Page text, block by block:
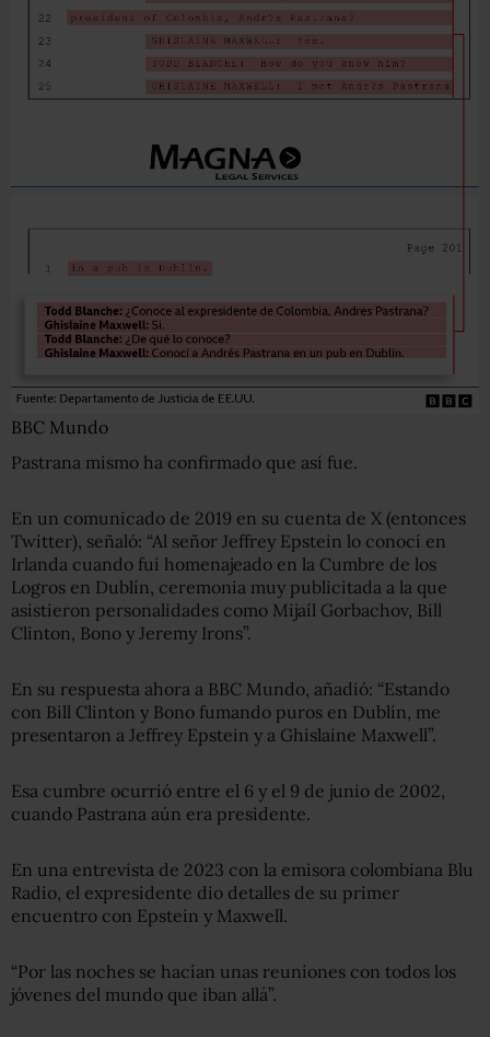
BBC Mundo
Pastrana mismo ha confirmado que así fue.
En un comunicado de 2019 en su cuenta de X (entonces
Twitter), señaló: “Al señor Jeffrey Epstein lo conocí en
Irlanda cuando fui homenajeado en la Cumbre de los
Logros en Dublín, ceremonia muy publicitada a la que
asistieron personalidades como Mijaíl Gorbachov, Bill
Clinton, Bono y Jeremy Irons”.
En su respuesta ahora a BBC Mundo, añadió: “Estando
con Bill Clinton y Bono fumando puros en Dublín, me
presentaron a Jeffrey Epstein y a Ghislaine Maxwell”.
Esa cumbre ocurrió entre el 6 y el 9 de junio de 2002,
cuando Pastrana aún era presidente.
En una entrevista de 2023 con la emisora colombiana Blu
Radio, el expresidente dio detalles de su primer
encuentro con Epstein y Maxwell.
“Por las noches se hacían unas reuniones con todos los
jóvenes del mundo que iban allá”.